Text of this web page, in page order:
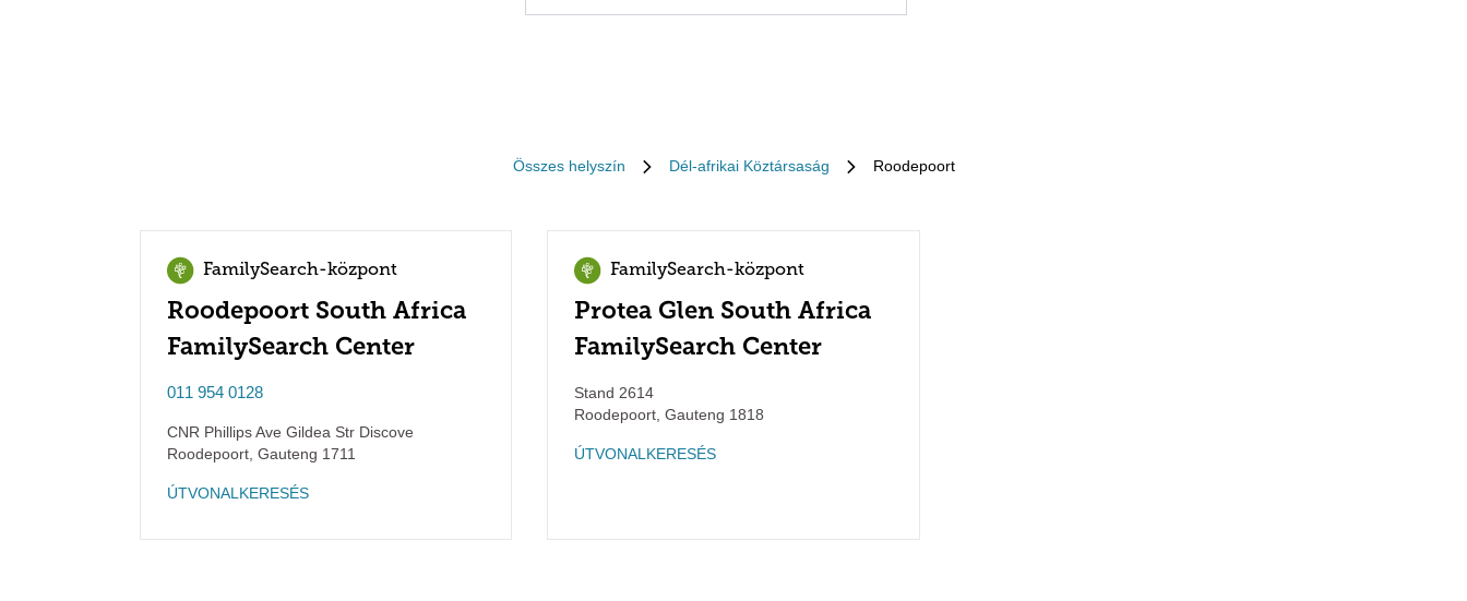
Összes helyszín Dél-afrikai Köztársaság Roodepoort
FamilySearch-központ
Roodepoort South Africa
FamilySearch Center
011 954 0128
CNR Phillips Ave Gildea Str Discove
Roodepoort Gauteng 1711
ÚTVONALKERESÉS
FamilySearch-központ
Protea Glen South Africa
FamilySearch Center
Stand 2614
Roodepoort Gauteng 1818
ÚTVONALKERESÉS